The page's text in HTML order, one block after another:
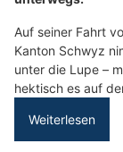
Auf seiner Fahrt
Kanton Schwyz
unter die Lupe –
hektisch es auf
Weiterlesen